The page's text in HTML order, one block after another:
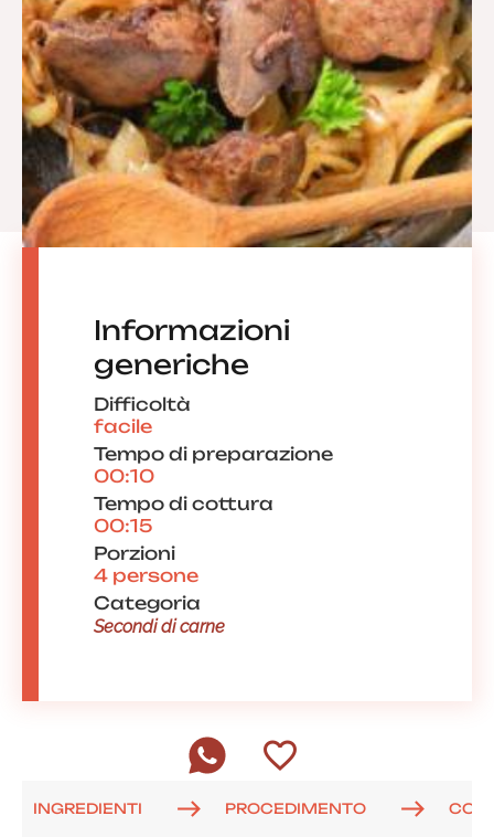
Informazioni
generiche
Difficoltà
facile
Tempo di preparazione
00:10
Tempo di cottura
00:15
Porzioni
4 persone
Categoria
Secondi di carne
INGREDIENTI PROCEDIMENTO